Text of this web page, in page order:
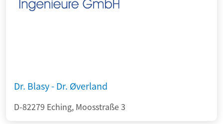
Dr. Blasy - Dr. Øverland
D-82279 Eching, Moosstraße 3